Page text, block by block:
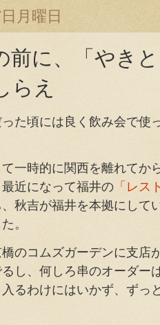
月曜日
前に、「やき
らえ
た頃には良く飲み会で使
一時的に関西を離れてか
近になって福井の 「レス
秋吉が福井を本拠にして
。
のコムズガーデンに支店
し、何しろ串のオーダー
入るわけにはいかず、ずっ